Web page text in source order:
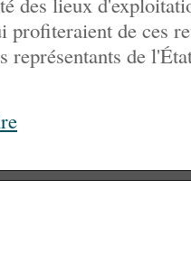
profiteraient de ces
représentants de